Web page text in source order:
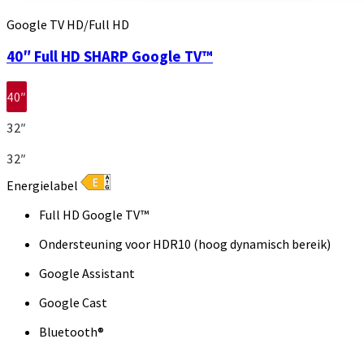
Google TV HD/Full HD
40″ Full HD SHARP Google TV™
40″
32″
32″
Energielabel
Full HD Google TV™
Ondersteuning voor HDR10 (hoog dynamisch bereik)
Google Assistant
Google Cast
Bluetooth®